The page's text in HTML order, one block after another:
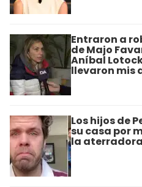
Entraron a
de Majo
Aníbal
llevaron mis
Los hijos de
su casa por
la